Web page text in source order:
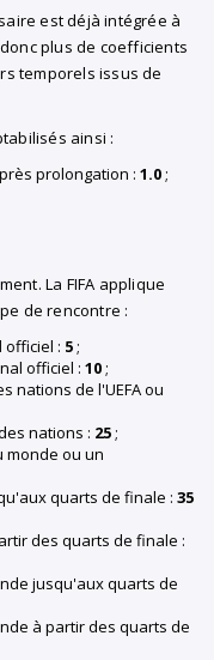
est déjà intégrée à
plus de coefficients
temporels issus de
ainsi :
prolongation : 1.0;
La FIFA applique
de rencontre :
: 5;
officiel : 10;
nations de l'UEFA ou
nations : 25;
monde ou un
quarts de finale : 35
des quarts de finale :
jusqu'aux quarts de
à partir des quarts de